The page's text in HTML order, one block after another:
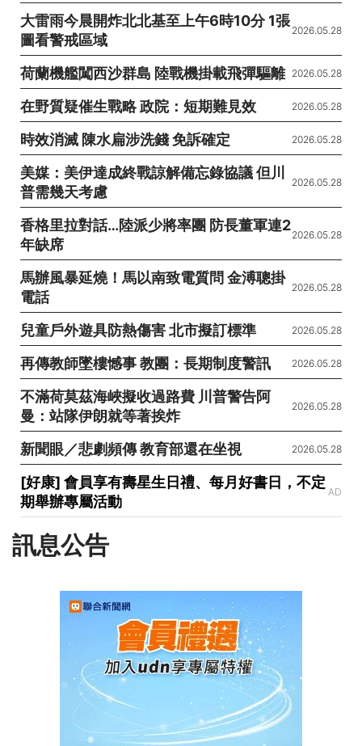
大雷雨今晨開炸北北基至上午6時10分 1張
圖看警戒區域
2026.05.28
荷蘭機艦闖西沙群島 陸戰機掛載飛彈驅離 2026.05.28
在野質疑催生戰略 政院：短期難見效 2026.05.28
時效消滅 陳水扁涉洗錢 免訴確定 2026.05.28
美媒：美伊達成終戰諒解備忘錄協議 但川
普需幾天考慮
2026.05.28
香格里拉對話…陸派少將率團 防長董軍連2
年缺席
2026.05.28
馬辦風暴延燒！馬以南致電質問 金溥聰掛
電話
2026.05.28
兒童戶外遊具防熱傷害 北市擬訂標準 2026.05.28
再傳教師墜樓憾事 教團：長期制度警訊 2026.05.28
不滿荷莫茲海峽擬收過路費 川普警告阿
曼：站隊伊朗就等著挨炸
2026.05.28
新聞眼／悲劇頻傳 教育部還在坐視 2026.05.28
[好康] 會員享有壽星生日禮、每月好書日，不定
期舉辦專屬活動
AD
訊息公告